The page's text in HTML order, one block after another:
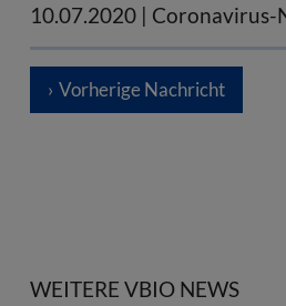
10.07.2020 | Coronavirus-
Vorherige Nachricht
WEITERE VBIO NEWS